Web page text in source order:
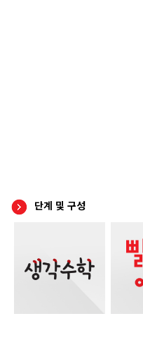
단계 및 구성